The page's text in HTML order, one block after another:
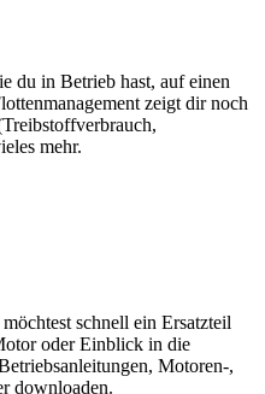
du in Betrieb hast, auf einen
zeigt dir noch
mehr.
schnell ein Ersatzteil
oder Einblick in die
Motoren-,
downloaden.